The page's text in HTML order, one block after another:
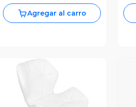
Agregar al carro